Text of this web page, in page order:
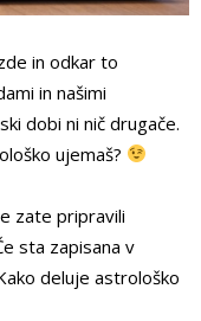
in odkar to
in našimi
dobi ni nič drugače.
ujemaš?
zate pripravili
sta zapisana v
deluje astrološko